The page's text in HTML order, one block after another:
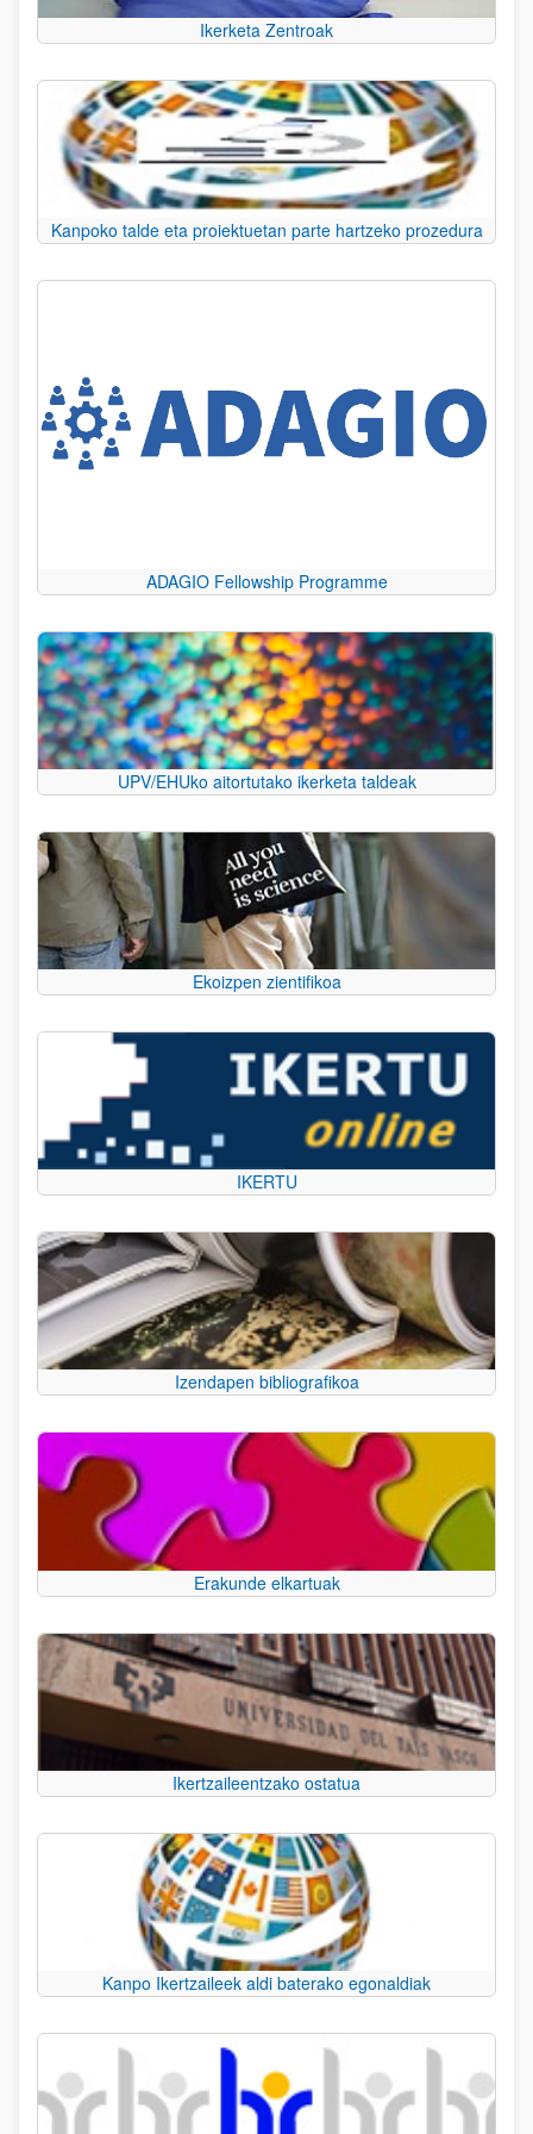
Ikerketa Zentroak
Kanpoko talde eta proiektuetan parte hartzeko prozedura
ADAGIO Fellowship Programme
UPV/EHUko aitortutako ikerketa taldeak
Ekoizpen zientifikoa
IKERTU
Izendapen bibliografikoa
Erakunde elkartuak
Ikertzaileentzako ostatua
Kanpo Ikertzaileek aldi baterako egonaldiak